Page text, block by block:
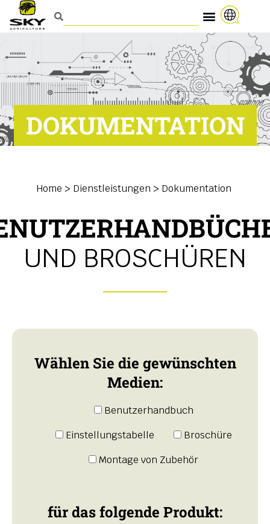
DOKUMENTATION
Home > Dienstleistungen > Dokumentation
UND BROSCHÜREN
Wählen Sie die gewünschten
Medien:
Benutzerhandbuch
Einstellungstabelle
Broschüre
Montage von Zubehör
für das folgende Produkt: